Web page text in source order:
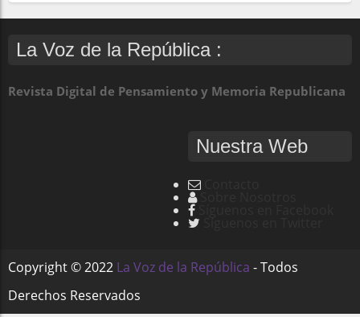
La Voz de la República :
Revista Digital de Pensamiento y Memoria Republicana
Nuestra Web
Copyright ©2022 La Voz de la República - Todos
Derechos Reservados